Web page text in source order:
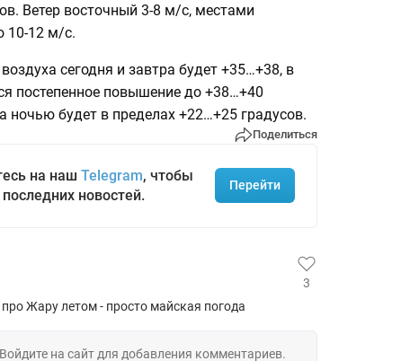
Ветер восточный 3-8 м/с, местами
10-12 м/с.
сегодня и завтра будет +35…+38, в
постепенное повышение до +38…+40
ночью будет в пределах +22…+25 градусов.
Поделиться
на наш Telegram, чтобы
новостей.
Перейти
3
Жару летом - просто майская погода